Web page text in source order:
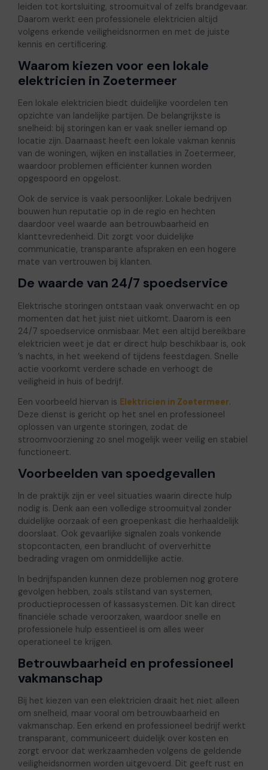
leiden tot kortsluiting, stroomuitval of zelfs brandgevaar.
Daarom werkt een professionele elektricien altijd
volgens erkende veiligheidsnormen en met de juiste
kennis en certificering.
Waarom kiezen voor een lokale
elektricien in Zoetermeer
Een lokale elektricien biedt duidelijke voordelen ten
opzichte van landelijke partijen. De belangrijkste is
snelheid: bij storingen kan er vaak sneller iemand op
locatie zijn. Daarnaast heeft een lokale vakman kennis
van de woningen, wijken en installaties in Zoetermeer,
waardoor problemen efficiënter kunnen worden
opgespoord en opgelost.
Ook de service is vaak persoonlijker. Lokale bedrijven
bouwen hun reputatie op in de regio en hechten
daardoor veel waarde aan betrouwbaarheid en
klanttevredenheid. Dit zorgt voor duidelijke
communicatie, transparante afspraken en een hogere
mate van vertrouwen bij klanten.
De waarde van 24/7 spoedservice
Elektrische storingen ontstaan vaak onverwacht en op
momenten dat het juist niet uitkomt. Daarom is een
24/7 spoedservice onmisbaar. Met een altijd bereikbare
elektricien weet je dat er direct hulp beschikbaar is, ook
’s nachts, in het weekend of tijdens feestdagen. Snelle
actie voorkomt verdere schade en verhoogt de
veiligheid in huis of bedrijf.
Een voorbeeld hiervan is Elektricien in Zoetermeer.
Deze dienst is gericht op het snel en professioneel
oplossen van urgente storingen, zodat de
stroomvoorziening zo snel mogelijk weer veilig en stabiel
functioneert.
Voorbeelden van spoedgevallen
In de praktijk zijn er veel situaties waarin directe hulp
nodig is. Denk aan een volledige stroomuitval zonder
duidelijke oorzaak of een groepenkast die herhaaldelijk
doorslaat. Ook gevaarlijke signalen zoals vonkende
stopcontacten, een brandlucht of oververhitte
bedrading vragen om onmiddellijke actie.
In bedrijfspanden kunnen deze problemen nog grotere
gevolgen hebben, zoals stilstand van systemen,
productieprocessen of kassasystemen. Dit kan direct
financiële schade veroorzaken, waardoor snelle en
professionele hulp essentieel is om alles weer
operationeel te krijgen.
Betrouwbaarheid en professioneel
vakmanschap
Bij het kiezen van een elektricien draait het niet alleen
om snelheid, maar vooral om betrouwbaarheid en
vakmanschap. Een erkend en professioneel bedrijf werkt
transparant, communiceert duidelijk over kosten en
zorgt ervoor dat werkzaamheden volgens de geldende
veiligheidsnormen worden uitgevoerd. Dit geeft rust en